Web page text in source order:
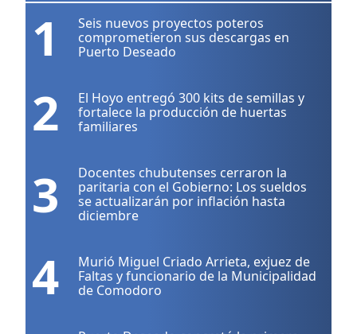
1
Seis nuevos proyectos poteros
comprometieron sus descargas en
Puerto Deseado
2
El Hoyo entregó 300 kits de semillas y
fortalece la producción de huertas
familiares
3
Docentes chubutenses cerraron la
paritaria con el Gobierno: Los sueldos
se actualizarán por inflación hasta
diciembre
4
Murió Miguel Criado Arrieta, exjuez de
Faltas y funcionario de la Municipalidad
de Comodoro